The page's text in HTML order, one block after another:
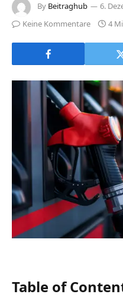
By Beitraghub
6.
Keine Kommentare
4
Table of